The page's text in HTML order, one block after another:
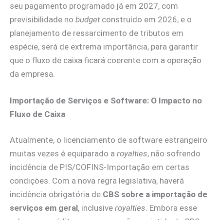
seu pagamento programado já em 2027, com
previsibilidade no budget construído em 2026, e o
planejamento de ressarcimento de tributos em
espécie, será de extrema importância, para garantir
que o fluxo de caixa ficará coerente com a operação
da empresa.
Importação de Serviços e Software: O Impacto no
Fluxo de Caixa
Atualmente, o licenciamento de software estrangeiro
muitas vezes é equiparado a royalties, não sofrendo
incidência de PIS/COFINS-Importação em certas
condições. Com a nova regra legislativa, haverá
incidência obrigatória de CBS sobre a importação de
serviços em geral, inclusive royalties. Embora esse